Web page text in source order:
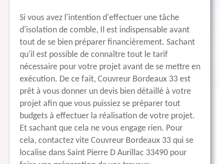
Si vous avez l'intention d'effectuer une tâche
d'isolation de comble, Il est indispensable avant
tout de se bien préparer financièrement. Sachant
qu'il est possible de connaître tout le tarif
nécessaire pour votre projet avant de se mettre en
exécution. De ce fait, Couvreur Bordeaux 33 est
prêt à vous donner un devis bien détaillé à votre
projet afin que vous puissiez se préparer tout
budgets à effectuer la réalisation de votre projet.
Et sachant que cela ne vous engage rien. Pour
cela, contactez vite Couvreur Bordeaux 33 qui se
localise dans Saint Pierre D Aurillac 33490 pour